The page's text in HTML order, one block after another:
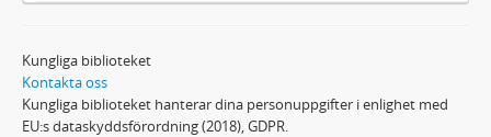
Kungliga biblioteket
Kontakta oss
Kungliga biblioteket hanterar dina personuppgifter i enlighet med
EU:s dataskyddsförordning (2018), GDPR.